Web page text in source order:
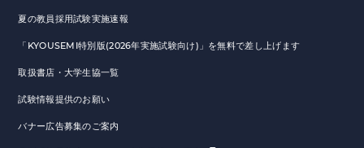
夏の教員採用試験実施速報
「KYOUSEMI特別版(2026年実施試験向け)」を無料で差し上げます
取扱書店・大学生協一覧
試験情報提供のお願い
バナー広告募集のご案内